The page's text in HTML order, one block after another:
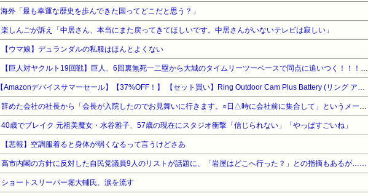
海外「最も幸運な歴史を歩んできた国ってどこだと思う？」
楽しんごが訴え「中居さん、本当にまた戻ってきてほしいです。中居さんがいないテレビは寂しい」
【ウマ娘】デュランダルの私服はほんとよくない
【巨人対ヤクルト19回戦】巨人、6回裏無死一二塁から大城のタイムリーツーベースで同点に追いつく！！！！！！！！！！！
【Amazonデバイスサマーセール】【37%OFF！】 【セット買い】Ring Outdoor Cam Plus Battery (リング アウトドアカム プラス バッテリーモデル) - ホワイト + ソーラーパネル + ポールマウント | Ring Homeプラン30日間無料体験
辞めた会社の社長から「会長が入院したのでお見舞いに行きます。○日△時に会社前に集合して」というメールが来た。辞めた人間が行くわけないだろ→無視してたら、社長からさらに…
40歳でブレイク 元祖美魔女・水谷雅子、57歳の現在にスタジオ衝撃「信じられない」「やっぱすごいね」
【悲報】空調服着ると身体が弱くなるって言うけどさあ
高市内閣の方針に反対した自民党議員9人のリストが話題に、「岩屋はどこへ行った？」との指摘もあるが……
ショートスリーパー堀大輔氏、涙を流す